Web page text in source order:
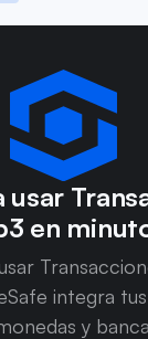
usar
en
integra
y